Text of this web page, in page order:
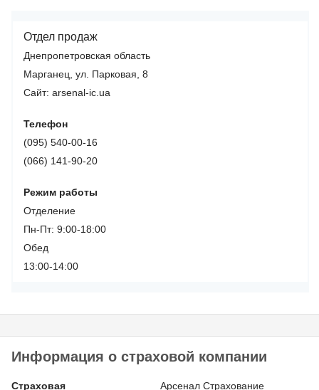
Отдел продаж
Днепропетровская область
Марганец, ул. Парковая, 8
Сайт: arsenal-ic.ua
Телефон
(095) 540-00-16
(066) 141-90-20
Режим работы
Отделение
Пн-Пт: 9:00-18:00
Обед
13:00-14:00
Информация о страховой компании
Страховая Арсенал Страхование